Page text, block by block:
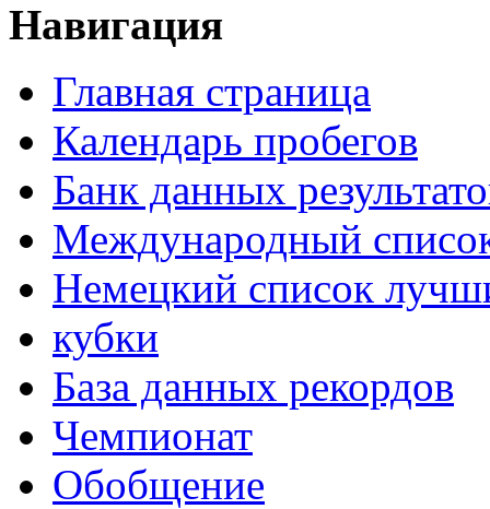
Навигация
Главная страница
Календарь пробегов
Банк данных
Международный
Немецкий список
кубки
База данных рекордов
Чемпионат
Обобщение